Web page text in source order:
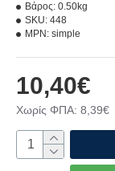
10,40€
Χωρίς ΦΠΑ: 8,39€
Βάρος: 0.50kg
SKU: 448
MPN: simple